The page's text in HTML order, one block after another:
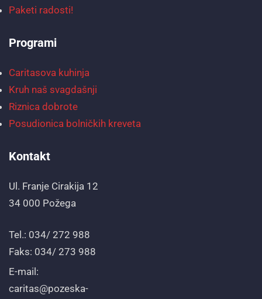
Paketi radosti!
Programi
Caritasova kuhinja
Kruh naš svagdašnji
Riznica dobrote
Posudionica bolničkih kreveta
Kontakt
Ul. Franje Cirakija 12
34 000 Požega
Tel.: 034/ 272 988
Faks: 034/ 273 988
E-mail:
caritas@pozeska-